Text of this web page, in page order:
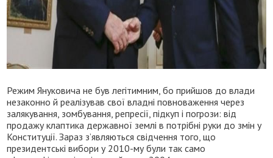
Режим Януковича не був легітимним, бо прийшов до влади
незаконно й реалізував свої владні повноваження через
залякування, зомбування, репресії, підкуп і погрози: від
продажу клаптика державної землі в потрібні руки до змін у
Конституції. Зараз з’являються свідчення того, що
президентські вибори у 2010-му були так само